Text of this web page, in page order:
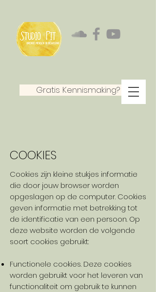
Gratis Kennismaking?
COOKIES
Cookies zijn kleine stukjes informatie
die door jouw browser worden
opgeslagen op de computer. Cookies
geven informatie met betrekking tot
de identificatie van een persoon. Op
deze website worden de volgende
soort cookies gebruikt:
Functionele cookies. Deze cookies
worden gebruikt voor het leveren van
functionaliteit om gebruik te kunnen